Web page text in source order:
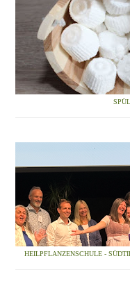
HEILPFLANZENSCHULE -